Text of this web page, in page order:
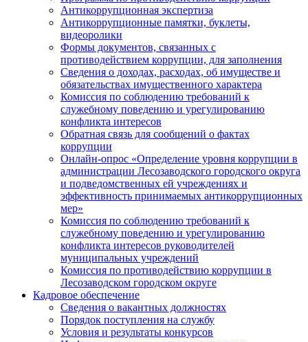
Антикоррупционная экспертиза
Антикоррупционные памятки, буклеты,
видеоролики
Формы документов, связанных с
противодействием коррупции, для заполнения
Сведения о доходах, расходах, об имуществе и
обязательствах имущественного характера
Комиссия по соблюдению требований к
служебному поведению и урегулированию
конфликта интересов
Обратная связь для сообщений о фактах
коррупции
Онлайн-опрос «Определение уровня коррупции в
администрации Лесозаводского городского округа
и подведомственных ей учреждениях и
эффективность принимаемых антикоррупционных
мер»
Комиссия по соблюдению требований к
служебному поведению и урегулированию
конфликта интересов руководителей
муниципальных учреждений
Комиссия по противодействию коррупции в
Лесозаводском городском округе
Кадровое обеспечение
Сведения о вакантных должностях
Порядок поступления на службу
Условия и результаты конкурсов